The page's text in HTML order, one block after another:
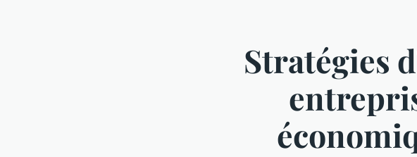
Stratégies